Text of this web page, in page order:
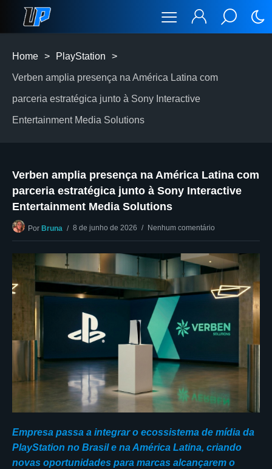
Home > PlayStation >
Verben amplia presença na América Latina com
parceria estratégica junto à Sony Interactive
Entertainment Media Solutions
Verben amplia presença na América Latina com
parceria estratégica junto à Sony Interactive
Entertainment Media Solutions
Por Bruna 8 de junho de 2026 Nenhum comentário
Empresa passa a integrar o ecossistema de mídia da
PlayStation no Brasil e na América Latina, criando
novas oportunidades para marcas alcançarem o